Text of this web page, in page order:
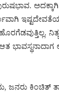
ಆತ
ಜನರು ಕಿಂಚಿತ್